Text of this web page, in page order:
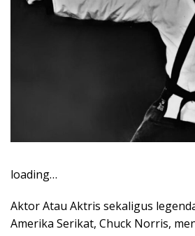
loading…
Aktor Atau Aktris sekaligus
Amerika Serikat, Chuck Norris,